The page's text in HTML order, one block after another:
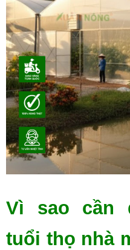
Vì sao cần
tuổi thọ nhà